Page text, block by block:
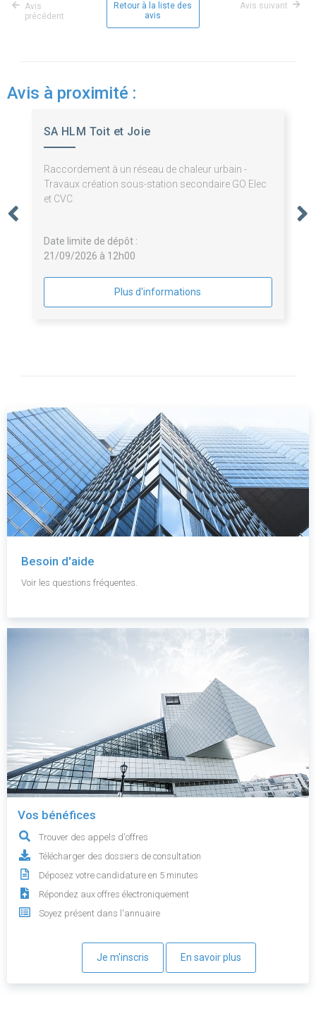
Avis
précédent
Retour à la liste des
avis
Avis suivant
Avis à proximité :
SA HLM Toit et Joie
Raccordement à un réseau de chaleur urbain -
Travaux création sous-station secondaire GO Elec
et CVC
Date limite de dépôt :
21/09/2026 à 12h00
Plus d'informations
Besoin d'aide
Voir les questions fréquentes.
Vos bénéfices
Trouver des appels d'offres
Télécharger des dossiers de consultation
Déposez votre candidature en 5 minutes
Répondez aux offres électroniquement
Soyez présent dans l'annuaire
Je m'inscris En savoir plus